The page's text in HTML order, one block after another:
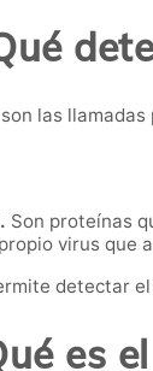
las llamadas
Son proteínas
virus que
detectar
es